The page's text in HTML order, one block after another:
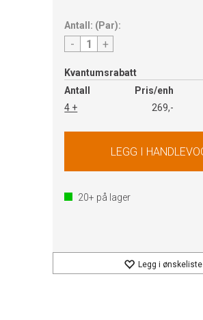
Antall: (Par):
- +
Kvantumsrabatt
Antall
Pris/enh
4 +
269,-
20+ på lager
Legg i ønskeliste